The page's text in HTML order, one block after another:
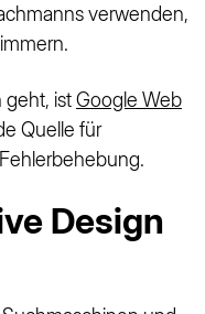
verwenden,
geht, istGoogle Web
Quelle für
Design